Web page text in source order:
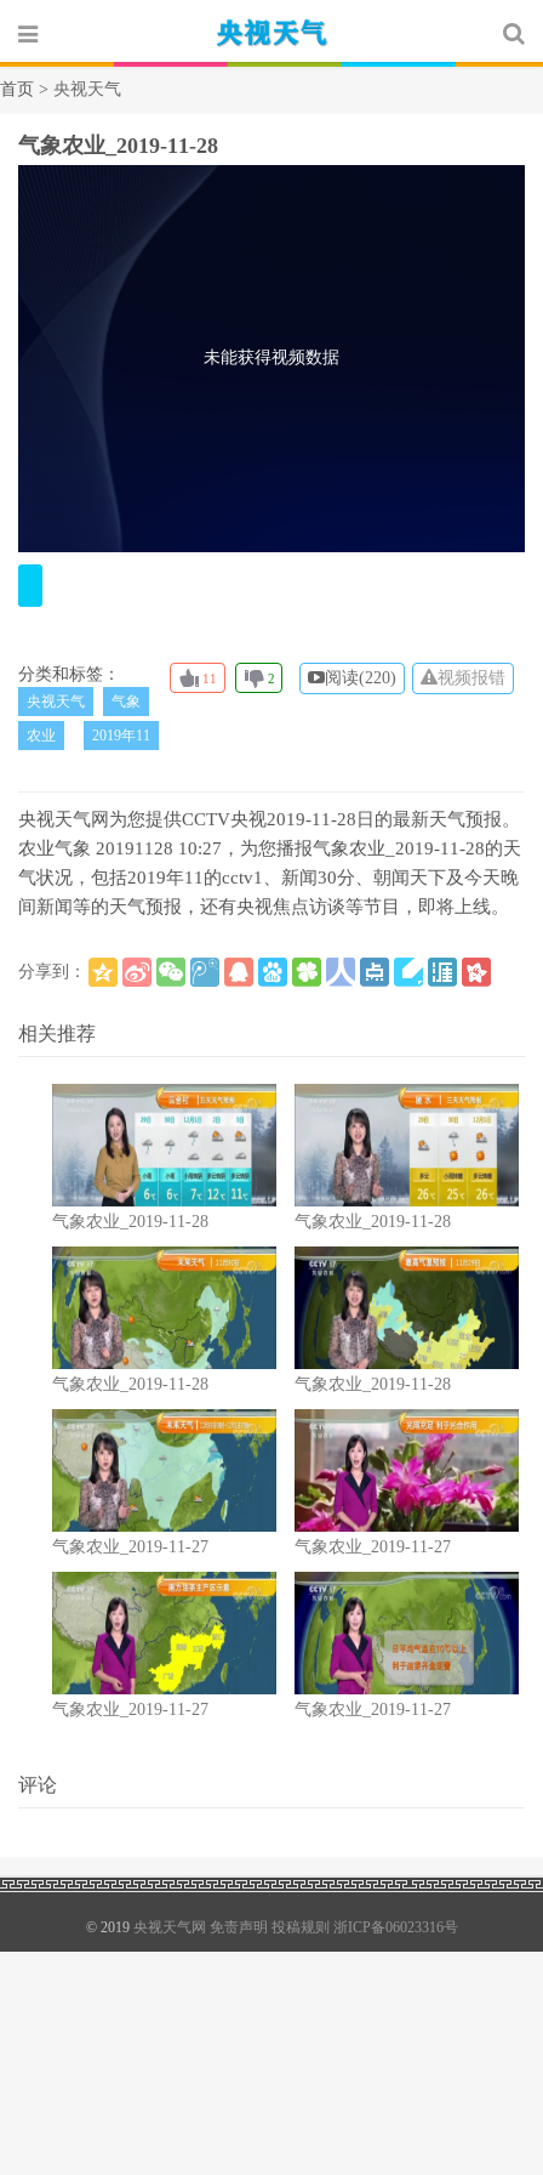
首页 > 央视天气
气象农业_2019-11-28
11 2 阅读(220) 视频报错
分类和标签：
央视天气
气象
农业
2019年11
央视天气网为您提供CCTV央视2019-11-28日的最新天气预报。
农业气象 20191128 10:27，为您播报气象农业_2019-11-28的天
气状况，包括2019年11的cctv1、新闻30分、朝闻天下及今天晚
间新闻等的天气预报，还有央视焦点访谈等节目，即将上线。
分享到：
相关推荐
气象农业_2019-11-28 气象农业_2019-11-28
气象农业_2019-11-28 气象农业_2019-11-28
气象农业_2019-11-27 气象农业_2019-11-27
气象农业_2019-11-27 气象农业_2019-11-27
评论
© 2019 央视天气网 免责声明 投稿规则 浙ICP备06023316号